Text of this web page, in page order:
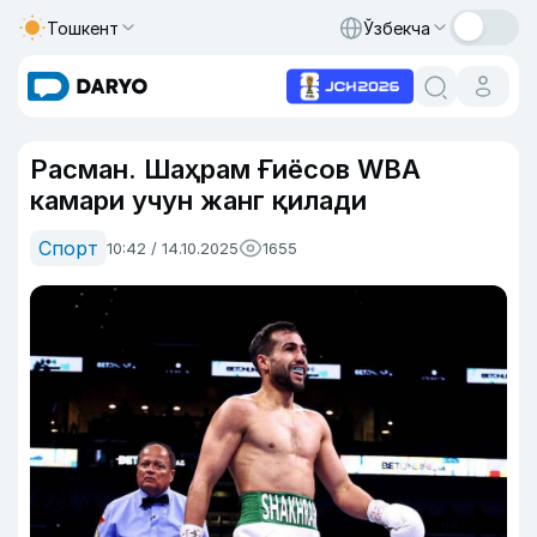
Тошкент Ўзбекча
Расман. Шаҳрам Ғиёсов WBA
камари учун жанг қилади
Спорт 10:42 / 14.10.2025 1655